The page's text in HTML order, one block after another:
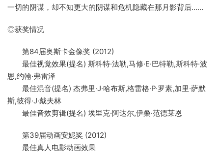
一切的阴谋，却不知更大的阴谋和危机隐藏在那月影背后……
◎获奖情况
第84届奥斯卡金像奖 (2012)
最佳视觉效果(提名) 斯科特·法勒,马修·E·巴特勒,斯科特·波
恩,约翰·弗雷泽
最佳混音(提名) 杰弗里·J·哈布斯,格雷格·P·罗素,加里·萨默
斯,彼得·J·戴夫林
最佳音效剪辑(提名) 埃里克·阿达尔,伊桑·范德莱恩
第39届动画安妮奖 (2012)
最佳真人电影动画效果